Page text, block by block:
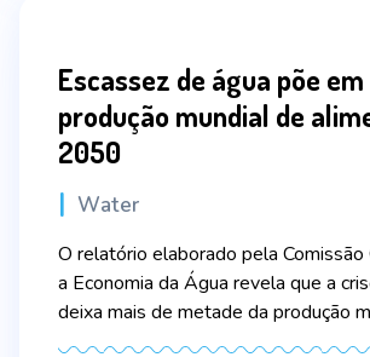
Escassez de água põe
produção mundial de
2050
Categories
Water
O relatório elaborado pela
a Economia da Água revela que a
deixa mais de metade da produção
alimentos até 2050 em risco.